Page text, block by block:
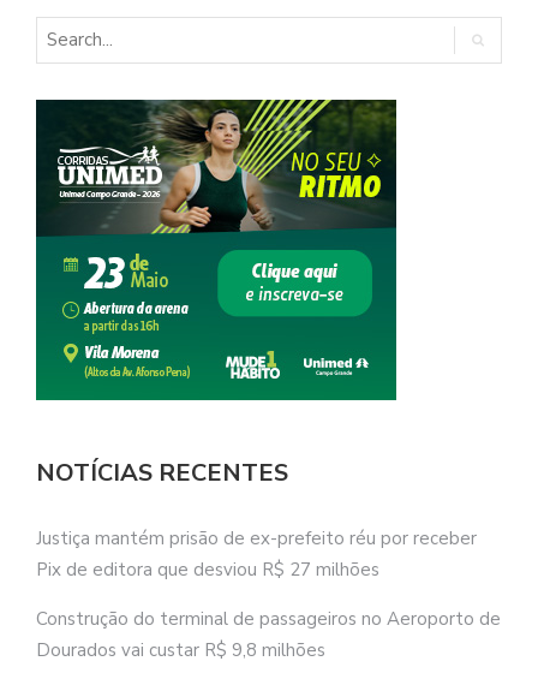
NOTÍCIAS RECENTES
Justiça mantém prisão de ex-prefeito réu por receber
Pix de editora que desviou R$ 27 milhões
Construção do terminal de passageiros no Aeroporto de
Dourados vai custar R$ 9,8 milhões